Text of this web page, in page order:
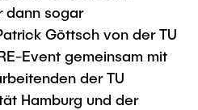
dann sogar
Göttsch von der TU
Event gemeinsam mit
der TU
Hamburg und der